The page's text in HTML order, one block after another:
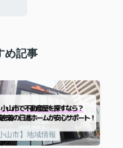
め記事
小山市】地域情報